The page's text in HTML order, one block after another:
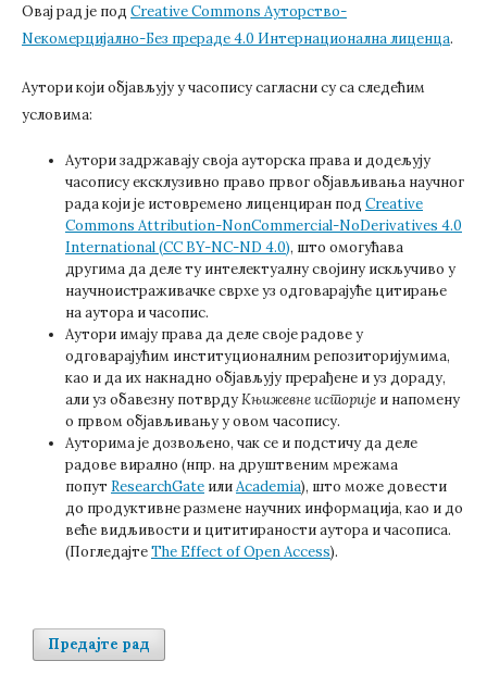
Овај рад је под Creative Commons Aуторство-
Nекомерцијално-Без прераде 4.0 Интернационална лиценца.
Аутори који објављују у часопису сагласни су са следећим
условима:
Аутори задржавају своја ауторска права и додељују
часопису ексклузивно право првог објављивања научног
рада који је истовремено лиценциран под Creative
Commons Attribution-NonCommercial-NoDerivatives 4.0
International (CC BY-NC-ND 4.0), што омогућава
другима да деле ту интелектуалну својину искључиво у
научноистраживачке сврхе уз одговарајуће цитирање
на аутора и часопис.
Аутори имају права да деле своје радове у
одговарајућим институционалним репозиторијумима,
као и да их накнадно објављују прерађене и уз дораду,
али уз обавезну потврдуКњижевне историје и напомену
о првом објављивању у овом часопису.
Ауторима је дозвољено, чак се и подстичу да деле
радове вирално (нпр. на друштвеним мрежама
попут ResearchGate илиAcademia), што може довести
до продуктивне размене научних информација, као и до
веће видљивости и цититираности аутора и часописа.
(ПогледајтеThe Effect of Open Access).
Предајте рад